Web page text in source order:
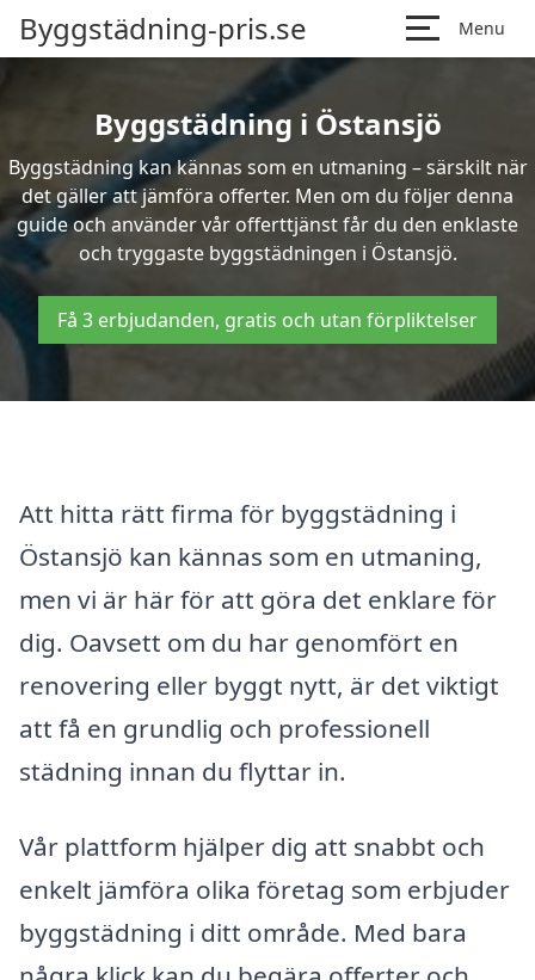
Byggstädning-pris.se Menu
Byggstädning i Östansjö
Byggstädning kan kännas som en utmaning – särskilt när
det gäller att jämföra offerter. Men om du följer denna
guide och använder vår offerttjänst får du den enklaste
och tryggaste byggstädningen i Östansjö.
Få 3 erbjudanden, gratis och utan förpliktelser
Att hitta rätt firma för byggstädning i
Östansjö kan kännas som en utmaning,
men vi är här för att göra det enklare för
dig. Oavsett om du har genomfört en
renovering eller byggt nytt, är det viktigt
att få en grundlig och professionell
städning innan du flyttar in.
Vår plattform hjälper dig att snabbt och
enkelt jämföra olika företag som erbjuder
byggstädning i ditt område. Med bara